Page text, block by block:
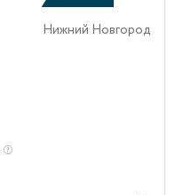
Нижний Новгород